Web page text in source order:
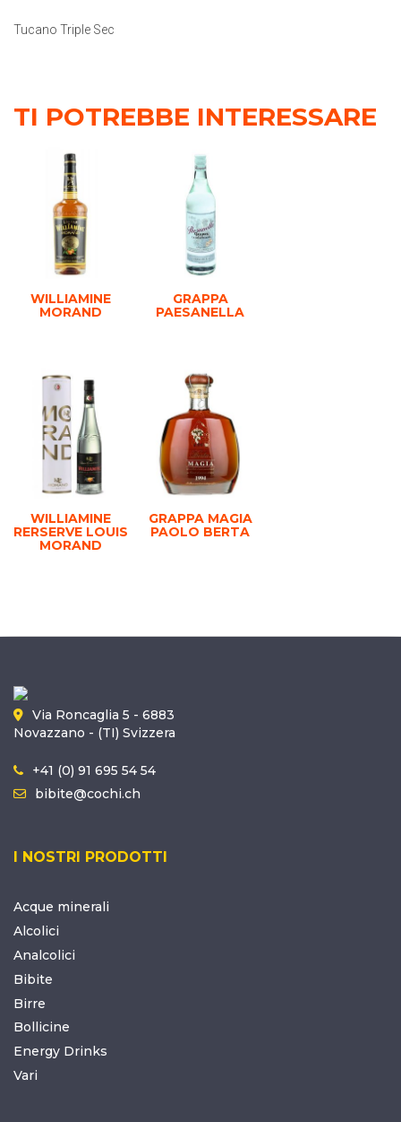
Tucano Triple Sec
TI POTREBBE INTERESSARE
WILLIAMINE
MORAND
GRAPPA
PAESANELLA
WILLIAMINE
RERSERVE LOUIS
MORAND
GRAPPA MAGIA
PAOLO BERTA
Via Roncaglia 5 - 6883
Novazzano - (TI) Svizzera
+41 (0) 91 695 54 54
bibite@cochi.ch
I NOSTRI PRODOTTI
Acque minerali
Alcolici
Analcolici
Bibite
Birre
Bollicine
Energy Drinks
Vari